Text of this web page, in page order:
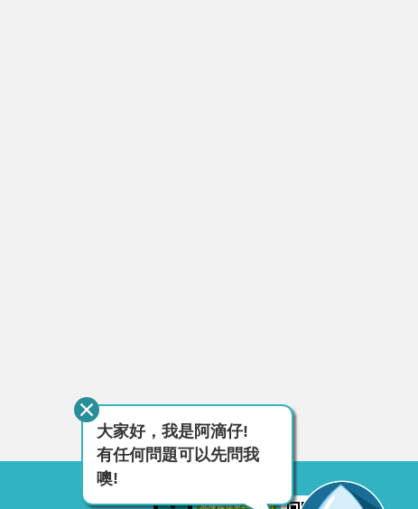
大家好，我是阿滴仔!
有任何問題可以先問我
噢!